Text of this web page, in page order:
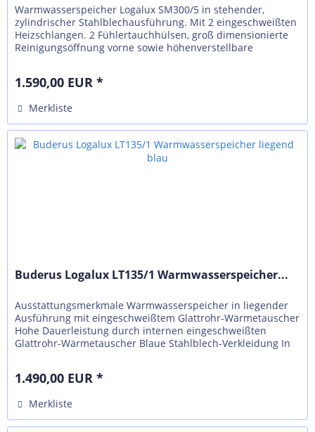
Warmwasserspeicher Logalux SM300/5 in stehender,
zylindrischer Stahlblechausführung. Mit 2 eingeschweißten
Heizschlangen. 2 Fühlertauchhülsen, groß dimensionierte
Reinigungsöffnung vorne sowie höhenverstellbare
1.590,00 EUR *
Merkliste
Buderus Logalux LT135/1 Warmwasserspeicher...
Ausstattungsmerkmale Warmwasserspeicher in liegender
Ausführung mit eingeschweißtem Glattrohr-Wärmetauscher
Hohe Dauerleistung durch internen eingeschweißten
Glattrohr-Wärmetauscher Blaue Stahlblech-Verkleidung In
1.490,00 EUR *
Merkliste